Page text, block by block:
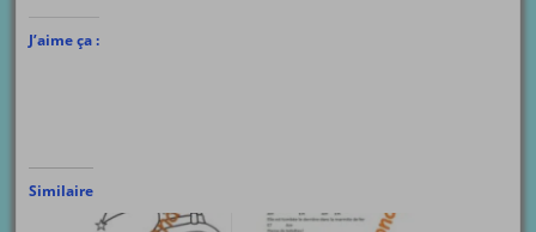
J’aime ça :
Similaire